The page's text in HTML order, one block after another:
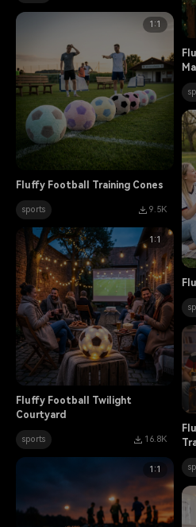
1:1
Fluffy Football Training Cones
sports 9.5K
1:1
Fluffy Football Twilight
Courtyard
sports 16.8K
1:1